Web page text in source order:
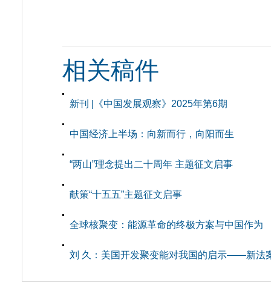
相关稿件
新刊 |《中国发展观察》2025年第6期
中国经济上半场：向新而行，向阳而生
“两山”理念提出二十周年 主题征文启事
献策“十五五”主题征文启事
全球核聚变：能源革命的终极方案与中国作为
刘 久：美国开发聚变能对我国的启示——新法